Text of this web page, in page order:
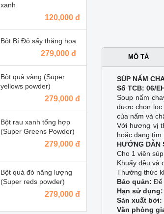
MÔ TẢ
SÚP NẤM
Số TCB: 06/
Soup nấm
được chọn
của nấm và
Với hương vị
hoặc đang tìm
HƯỚNG DẪN
Cho 1 viên
Khuấy đều và
Thưởng thức
Bảo quản: Để
Hạn sử dụng:
Sản xuất bởi:
Văn phòng
xanh
120,000 đ
Bột Bí Đỏ sấy thăng hoa
279,000 đ
Bột quả vàng (Super
yellows powder)
279,000 đ
Bột rau xanh tổng hợp
(Super Greens Powder)
279,000 đ
Bột quả đỏ năng lượng
(Super reds powder)
279,000 đ